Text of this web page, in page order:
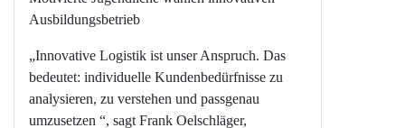
Ausbildungsbetrieb
„Innovative Logistik ist unser Anspruch. Das
bedeutet: individuelle Kundenbedürfnisse zu
analysieren, zu verstehen und passgenau
umzusetzen “, sagt Frank Oelschläger,